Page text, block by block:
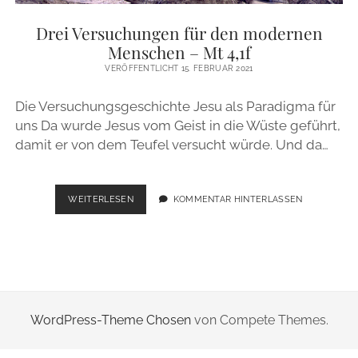
IMPRESSUM
instagram
email
Drei Versuchungen für den modernen
Menschen – Mt 4,1f
VERÖFFENTLICHT 15. FEBRUAR 2021
Die Versuchungsgeschichte Jesu als Paradigma für
uns Da wurde Jesus vom Geist in die Wüste geführt,
damit er von dem Teufel versucht würde. Und da…
WEITERLESENDREI
VERSUCHUNGEN
4,1F
KOMMENTAR HINTERLASSEN
WordPress-Theme Chosenvon Compete Themes.